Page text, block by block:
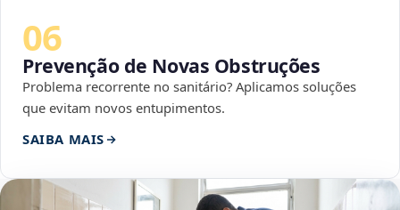
06
Prevenção de Novas Obstruções
Problema recorrente no sanitário? Aplicamos soluções
que evitam novos entupimentos.
SAIBA MAIS